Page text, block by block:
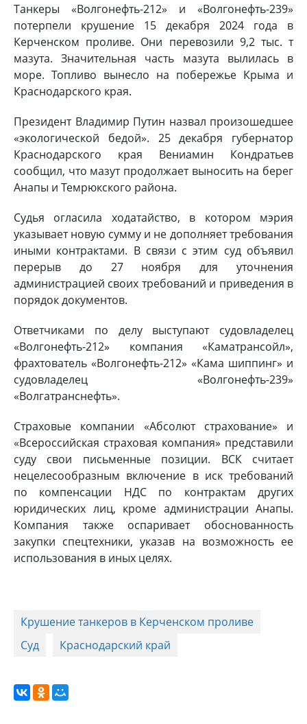
Танкеры «Волгонефть-212» и «Волгонефть-239»
потерпели крушение 15 декабря 2024 года в
Керченском проливе. Они перевозили 9,2 тыс. т
мазута. Значительная часть мазута вылилась в
море. Топливо вынесло на побережье Крыма и
Краснодарского края.
Президент Владимир Путин назвал произошедшее
«экологической бедой». 25 декабря губернатор
Краснодарского края Вениамин Кондратьев
сообщил, что мазут продолжает выносить на берег
Анапы и Темрюкского района.
Судья огласила ходатайство, в котором мэрия
указывает новую сумму и не дополняет требования
иными контрактами. В связи с этим суд объявил
перерыв до 27 ноября для уточнения
администрацией своих требований и приведения в
порядок документов.
Ответчиками по делу выступают судовладелец
«Волгонефть-212» компания «Каматрансойл»,
фрахтователь «Волгонефть-212» «Кама шиппинг» и
судовладелец «Волгонефть-239»
«Волгатранснефть».
Страховые компании «Абсолют страхование» и
«Всероссийская страховая компания» представили
суду свои письменные позиции. ВСК считает
нецелесообразным включение в иск требований
по компенсации НДС по контрактам других
юридических лиц, кроме администрации Анапы.
Компания также оспаривает обоснованность
закупки спецтехники, указав на возможность ее
использования в иных целях.
Крушение танкеров в Керченском проливе
Суд
Краснодарский край